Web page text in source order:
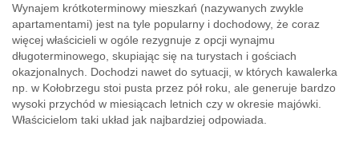
Wynajem krótkoterminowy mieszkań (nazywanych zwykle
apartamentami) jest na tyle popularny i dochodowy, że coraz
więcej właścicieli w ogóle rezygnuje z opcji wynajmu
długoterminowego, skupiając się na turystach i gościach
okazjonalnych. Dochodzi nawet do sytuacji, w których kawalerka
np. w Kołobrzegu stoi pusta przez pół roku, ale generuje bardzo
wysoki przychód w miesiącach letnich czy w okresie majówki.
Właścicielom taki układ jak najbardziej odpowiada.